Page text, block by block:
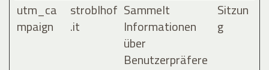
utm_ca
mpaign
stroblhof
.it
Sammelt
Informationen
über
Benutzerpräfere
Sitzun
g